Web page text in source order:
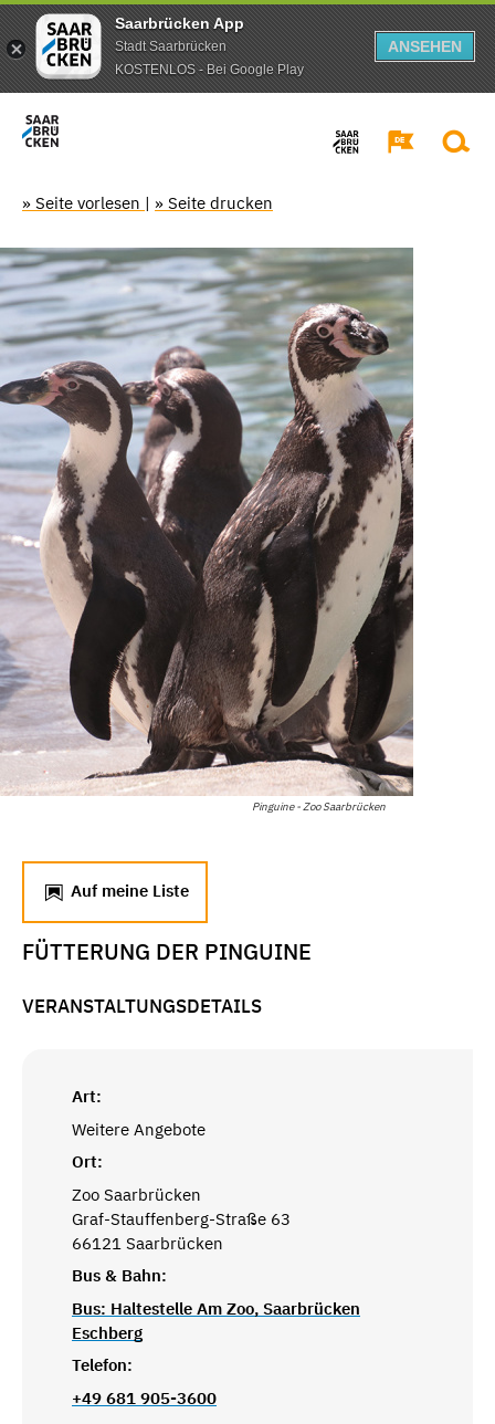
Saarbrücken App
Stadt Saarbrücken
KOSTENLOS - Bei Google Play
ANSEHEN
» Seite vorlesen | » Seite drucken
Pinguine - Zoo Saarbrücken
Auf meine Liste
FÜTTERUNG DER PINGUINE
VERANSTALTUNGSDETAILS
Art:
Weitere Angebote
Ort:
Zoo Saarbrücken
Graf-Stauffenberg-Straße 63
66121 Saarbrücken
Bus & Bahn:
Bus: Haltestelle Am Zoo, Saarbrücken
Eschberg
Telefon:
+49 681 905-3600